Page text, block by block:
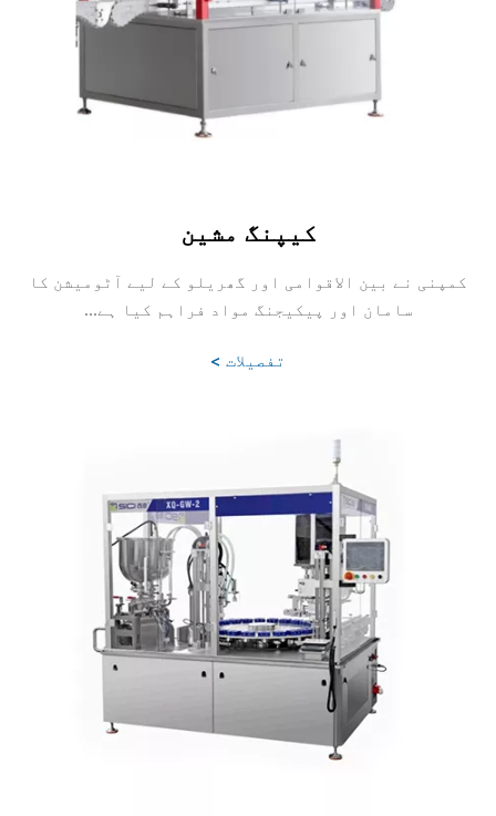
کیپنگ مشین
کمپنی نے بین الاقوامی اور گھریلو کے لیے آٹومیشن کا
سامان اور پیکیجنگ مواد فراہم کیا ہے...
تفصیلات >